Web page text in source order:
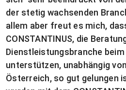
der stetig wachsenden
allem aber freut es mich,
CONSTANTINUS, die
Dienstleistungsbranche
unterstützen, unabhängig
Österreich, so gut gelungen